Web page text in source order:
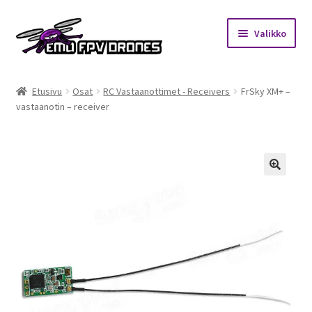
Siirry
navigointiin
Siirry
sisältöön
Valikko
Kauppa
Beta65 – Betacube – Betaflight Configuration
Etusivu Osat RC Vastaanottimet - Receivers
FrSky XM+ –
vastaanotin – receiver